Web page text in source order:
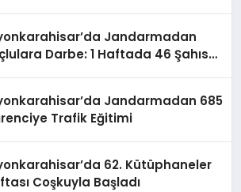
Jandarmadan
Darbe: 1 Haftada 46 Şahıs
Jandarmadan 685
Trafik Eğitimi
62. Kütüphaneler
Coşkuyla Başladı